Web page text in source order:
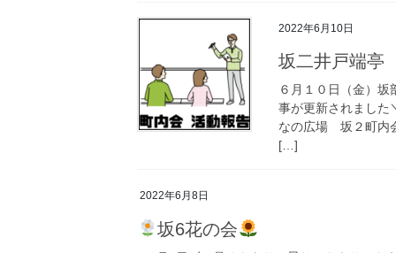
2022年6月10日
坂二井戸端亭
６月１０日（金）
事が更新されまし
なの広場 坂２町内
[…]
2022年6月8日
坂6花の会